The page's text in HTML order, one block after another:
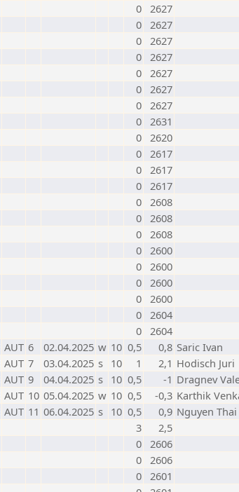
0 2627
0 2627
0 2627
0 2627
0 2627
0 2627
0 2627
0 2631
0 2620
0 2617
0 2617
0 2617
0 2608
0 2608
0 2608
0 2600
0 2600
0 2600
0 2600
0 2604
0 2604
AUT 6 02.04.2025 w 10 0,5 0,8 Saric Ivan
AUT 7 03.04.2025 s 10 1 2,1 Hodisch Juri
AUT 9 04.04.2025 s 10 0,5 -1 Dragnev
AUT 10 05.04.2025 w 10 0,5 -0,3 Karthik
AUT 11 06.04.2025 s 10 0,5 0,9 Nguyen
3
2,5
0 2606
0 2606
0 2601